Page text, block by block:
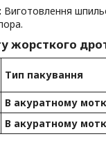
Виготовлення
жорсткого
Тип пакування
В акуратному
В акуратному